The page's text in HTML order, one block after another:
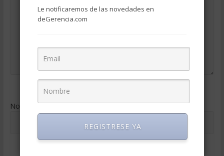
Nombre*
Le notificaremos de las novedades en
deGerencia.com
REGISTRESE YA